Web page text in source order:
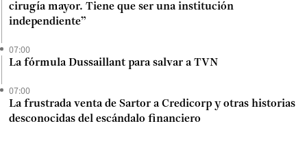
cirugía mayor. Tiene que ser una institución
independiente”
07:00
La fórmula Dussaillant para salvar a TVN
07:00
La frustrada venta de Sartor a Credicorp y otras historias
desconocidas del escándalo financiero